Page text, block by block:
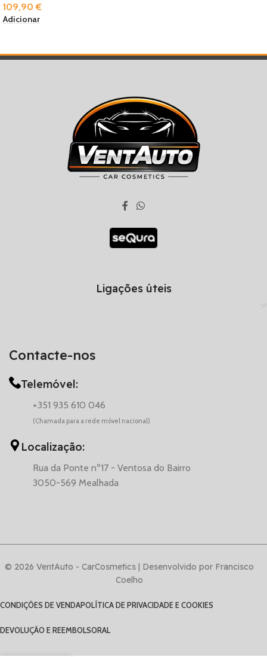
109,90€
Adicionar
Contacte-nos
Telemóvel:
+351 935 610 046
(Chamada para a rede móvel nacional)
Localização:
Rua da Ponte nº17 - Ventosa do Bairro
3050-569 Mealhada
Ligações úteis
© 2026 VentAuto - CarCosmetics | Desenvolvido por Francisco
Coelho
CONDIÇÕES DE VENDAPOLÍTICA DE PRIVACIDADE E COOKIES
DEVOLUÇÃO E REEMBOLSORAL